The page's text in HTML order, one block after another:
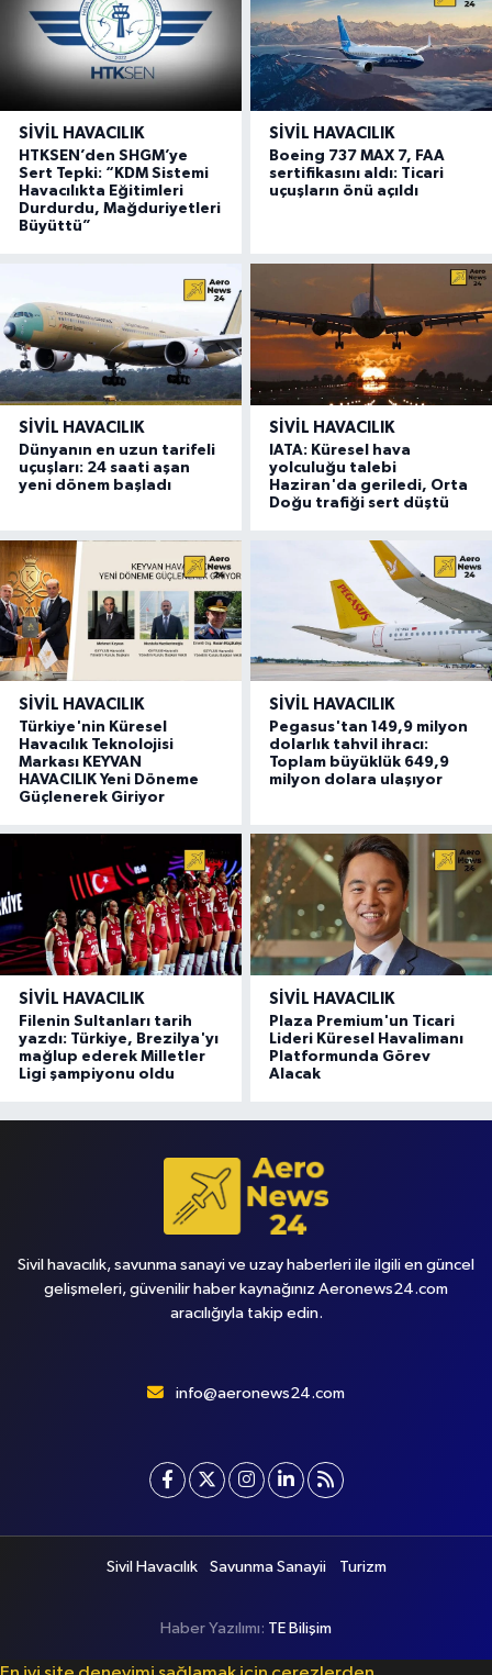
SIVIL HAVACILIK
HTKSEN’den SHGM’ye
Sert Tepki: “KDM Sistemi
Havacılıkta Eğitimleri
Durdurdu, Mağduriyetleri
Büyüttü”
SIVIL HAVACILIK
Boeing 737 MAX 7, FAA
sertifikasını aldı: Ticari
uçuşların önü açıldı
SIVIL HAVACILIK
Dünyanın en uzun tarifeli
uçuşları: 24 saati aşan
yeni dönem başladı
SIVIL HAVACILIK
IATA: Küresel hava
yolculuğu talebi
Haziran'da geriledi, Orta
Doğu trafiği sert düştü
SIVIL HAVACILIK
Türkiye'nin Küresel
Havacılık Teknolojisi
Markası KEYVAN
HAVACILIK Yeni Döneme
Güçlenerek Giriyor
SIVIL HAVACILIK
Pegasus'tan 149,9 milyon
dolarlık tahvil ihracı:
Toplam büyüklük 649,9
milyon dolara ulaşıyor
SIVIL HAVACILIK
Filenin Sultanları tarih
yazdı: Türkiye, Brezilya'yı
mağlup ederek Milletler
Ligi şampiyonu oldu
SIVIL HAVACILIK
Plaza Premium'un Ticari
Lideri Küresel Havalimanı
Platformunda Görev
Alacak
Sivil havacılık, savunma sanayi ve uzay haberleri ile ilgili en güncel
gelişmeleri, güvenilir haber kaynağınız Aeronews24.com
aracılığıyla takip edin.
info@aeronews24.com
Sivil Havacılık Savunma Sanayii Turizm
Haber Yazılımı: TE Bilişim